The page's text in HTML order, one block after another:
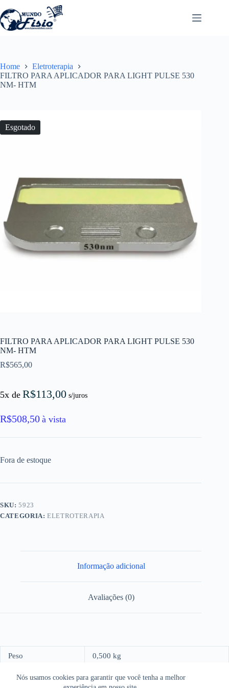
para
o
conteúdo
Nós usamos cookies para garantir que você tenha a melhor
Home
Eletroterapia
FILTRO PARA APLICADOR PARA LIGHT PULSE 530
NM- HTM
Esgotado
FILTRO PARA APLICADOR PARA LIGHT PULSE 530
NM- HTM
R$565,00
5x de R$113,00 s/juros
R$508,50 à vista
Fora de estoque
SKU:5923
CATEGORIA:ELETROTERAPIA
Informação adicional
Avaliações (0)
Peso 0,500 kg
Dimensões 16,0 × 16,0 × 16,0 cm